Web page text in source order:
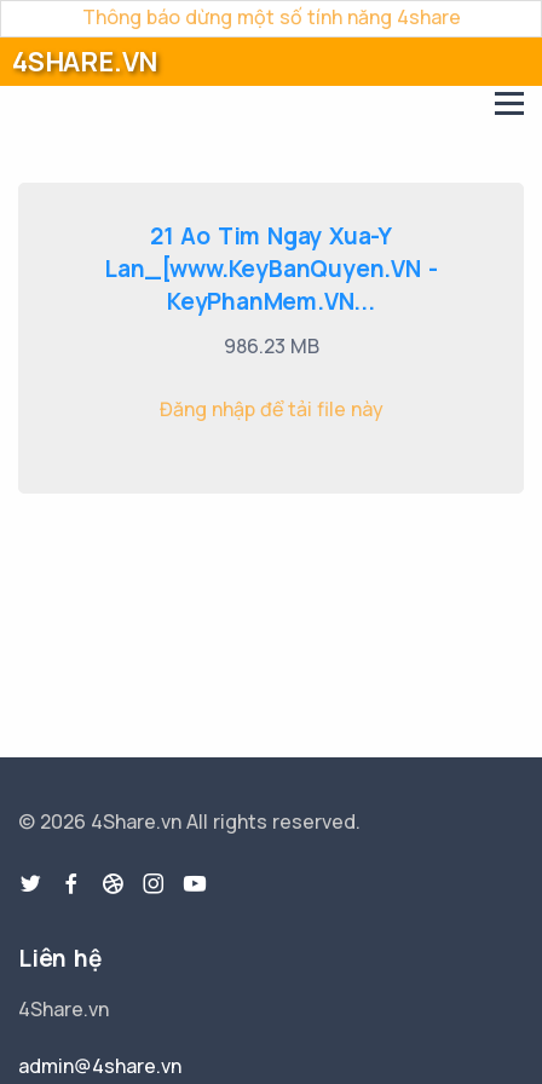
Thông báo dừng một số tính năng 4share
4SHARE.VN
21 Ao Tim Ngay Xua-Y
Lan_[www.KeyBanQuyen.VN -
KeyPhanMem.VN...
986.23 MB
Đăng nhập để tải file này
© 2026 4Share.vnAll rights reserved.
Liên hệ
4Share.vn
admin@4share.vn